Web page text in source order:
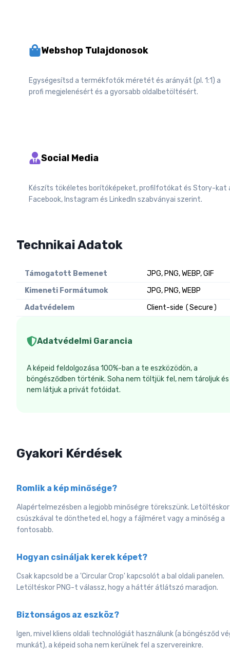
Webshop Tulajdonosok
Egységesítsd a termékfotók méretét és arányát (pl. 1:1) a
profi megjelenésért és a gyorsabb oldalbetöltésért.
Social Media
Készíts tökéletes borítóképeket, profilfotókat és Story-kat
Facebook, Instagram és LinkedIn szabványai szerint.
Technikai Adatok
Támogatott Bemenet
JPG, PNG, WEBP, GIF
Kimeneti Formátumok
JPG, PNG, WEBP
Adatvédelem
Client-side (Secure)
Adatvédelmi Garancia
A képeid feldolgozása 100%-ban a te eszközödön, a
böngésződben történik. Soha nem töltjük fel, nem tároljuk és
nem látjuk a privát fotóidat.
Gyakori Kérdések
Romlik a kép minősége?
Alapértelmezésben a legjobb minőségre törekszünk.
csúszkával te döntheted el, hogy a fájlméret vagy a minőség a
fontosabb.
Hogyan csináljak kerek képet?
Csak kapcsold be a 'Circular Crop' kapcsolót a bal oldali panelen.
Letöltéskor PNG-t válassz, hogy a háttér átlátszó maradjon.
Biztonságos az eszköz?
Igen, mivel kliens oldali technológiát használunk (a böngésződ
munkát), a képeid soha nem kerülnek fel a szervereinkre.